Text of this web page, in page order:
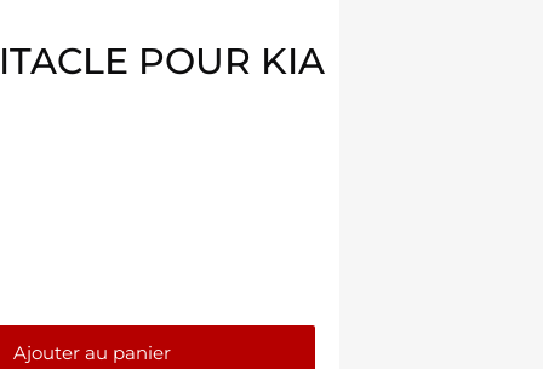
POUR KIA
Ajouter au panier